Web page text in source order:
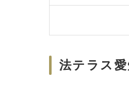
法テラス